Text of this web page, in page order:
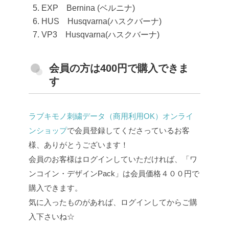
EXP Bernina (ベルニナ)
HUS Husqvarna(ハスクバーナ)
VP3 Husqvarna(ハスクバーナ)
会員の方は400円で購入できま
す
ラブキモノ刺繍データ（商用利用OK）オンライ
ンショップで会員登録してくださっているお客
様、ありがとうございます！
会員のお客様はログインしていただければ、「ワ
ンコイン・デザインPack」は会員価格４００円で
購入できます。
気に入ったものがあれば、ログインしてからご購
入下さいね☆